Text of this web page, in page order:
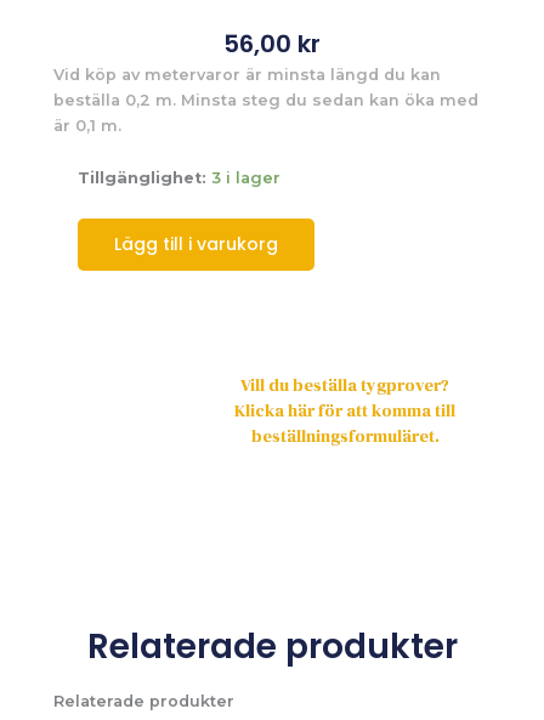
56,00 kr
Vid köp av metervaror är minsta längd du kan
beställa 0,2 m. Minsta steg du sedan kan öka med
är 0,1 m.
Tillgänglighet: 3 i lager
Lägg till i varukorg
Vill du beställa tygprover?
Klicka här för att komma till
beställningsformuläret.
Relaterade produkter
Relaterade produkter